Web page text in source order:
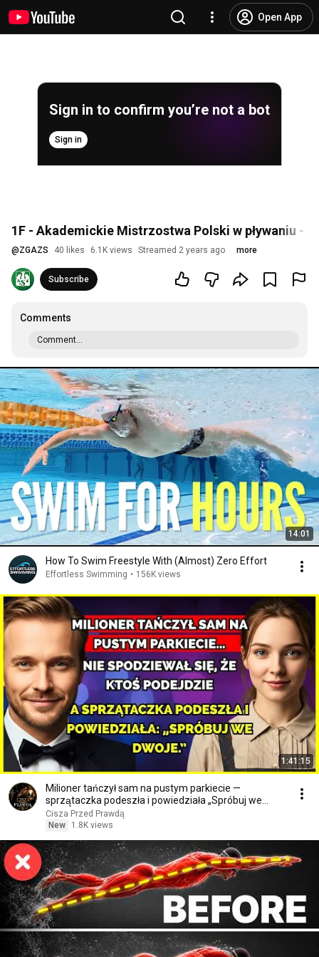
Open App
Sign in to confirm you’re not a bot
Sign in
1F - Akademickie Mistrzostwa Polski w pływaniu -
@ZGAZS 40 likes 6.1K views Streamed 2 years ago more
Subscribe
Comments
Comment...
14:01
How To Swim Freestyle With (Almost) Zero Effort
Effortless Swimming • 156K views
1:41:15
Milioner tańczył sam na pustym parkiecie —
sprzątaczka podeszła i powiedziała „Spróbuj we
dwoje.”
Cisza Przed Prawdą
New
1.8K views